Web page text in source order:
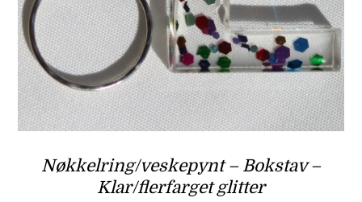
Nøkkelring/veskepynt – Bokstav –
Klar/flerfarget glitter